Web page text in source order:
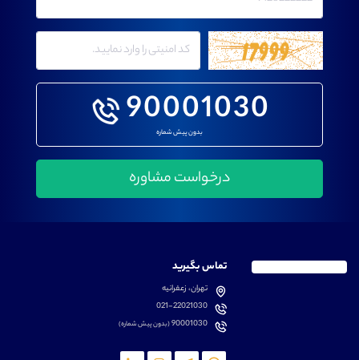
90001030
بدون پیش شماره
تماس بگیرید
تهران، زعفرانیه
021-22021030
90001030(بدون پیش شماره)